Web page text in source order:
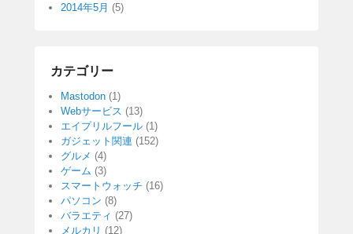
2014年5月 (5)
カテゴリー
Mastodon (1)
Webサービス (13)
エイプリルフール (1)
ガジェット関連 (152)
グルメ (4)
ゲーム (3)
スマートウォッチ (16)
パソコン (8)
バラエティ (27)
メルカリ (12)